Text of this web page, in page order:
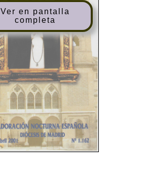
Ver en pantalla
completa